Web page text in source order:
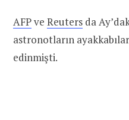
AFPve Reuters da
astronotların
edinmişti.